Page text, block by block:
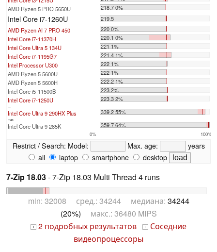
AMD Ryzen 5 PRO 5650U
218.7 0%
Intel Core i7-1260U
219.5
AMD Ryzen AI 7 PRO 450
220 0%
Intel Core i7-11370H
220.1 0%
Intel Core Ultra 5 134U
221 1%
Intel Core i7-1195G7
221.4 1%
Intel Processor U300
222 1%
AMD Ryzen 5 5600U
222 1%
AMD Ryzen 5 5600H
222.2 1%
Intel Core i5-11500B
223 2%
Intel Core i7-1250U
223.3 2%
...
Intel Core Ultra 9 290HX Plus 339.2 55%
max:
Intel Core Ultra 9 285K 359.7 64%
0% 100%
Restrict / Search: Model: Max. age:
years
all
laptop smartphone desktop
7-Zip 18.03- 7-Zip 18.03 Multi Thread 4 runs
min: 32008 сред.: 34244 медиана: 34244
(20%) макс.: 36480 MIPS
+ 2 подробных результатов + Соседние
видеопроцессоры